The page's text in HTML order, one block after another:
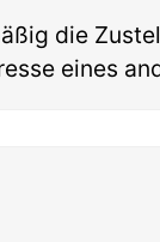
die
eines